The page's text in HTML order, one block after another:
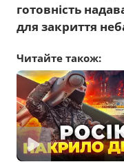
готовність
для закриття
Читайте також: